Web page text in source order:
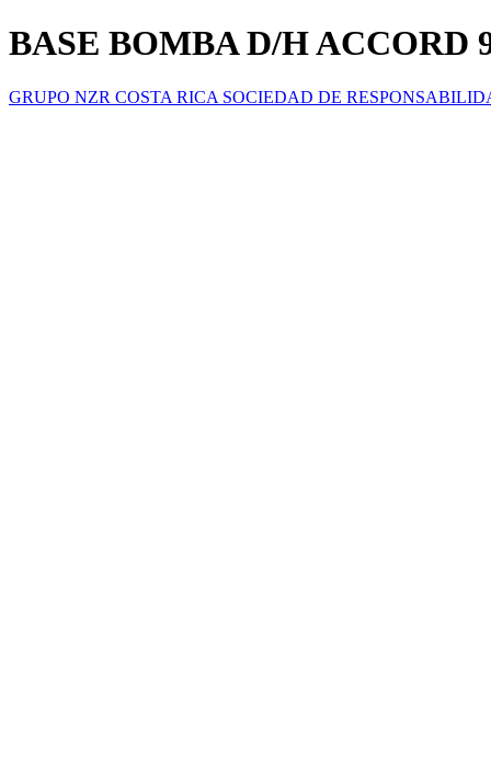
BASE BOMBA D/H ACCORD
GRUPO NZR COSTA RICA SOCIEDAD DE